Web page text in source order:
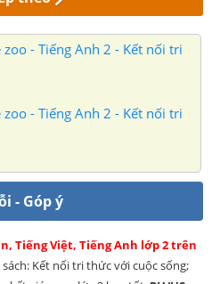
- Tiếng Anh 2 - Kết nối tri
- Tiếng Anh 2 - Kết nối tri
- Góp ý
Tiếng Việt, Tiếng Anh lớp 2 trên
Kết nối tri thức với cuộc sống;